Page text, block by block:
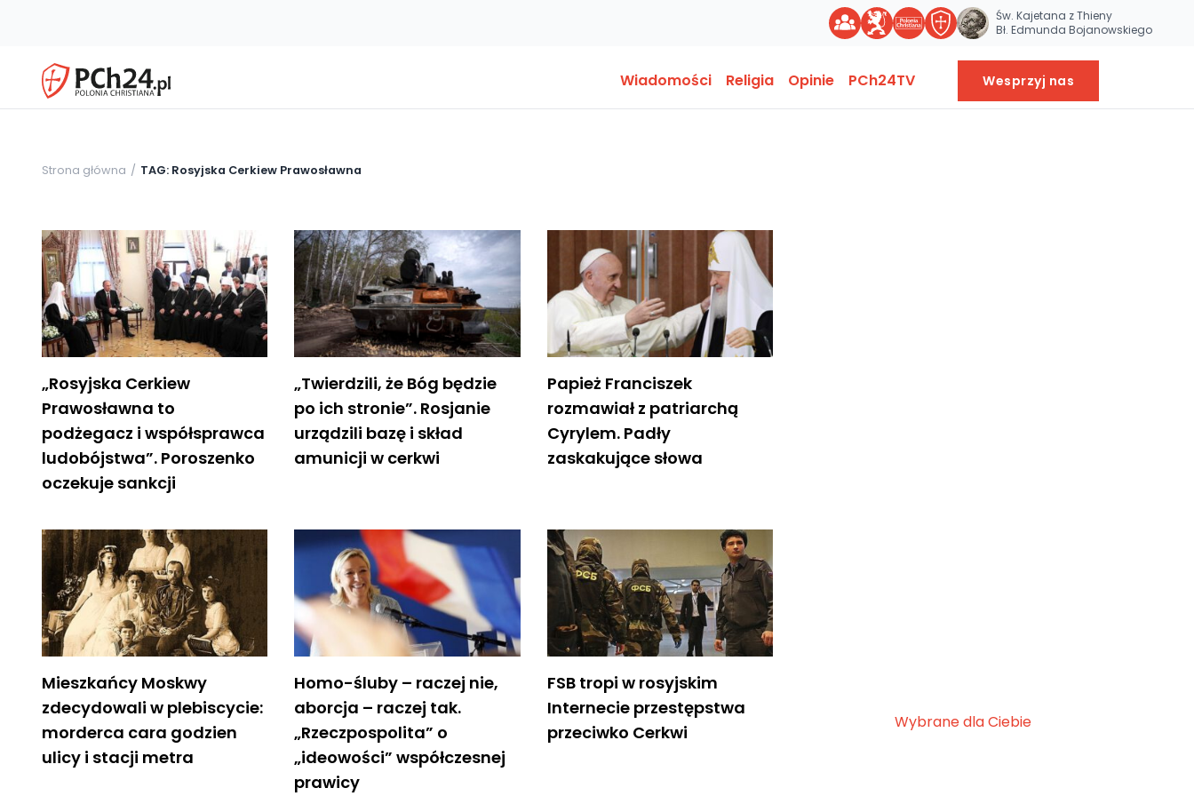
Św. Kajetana z Thieny
Bł. Edmunda Bojanowskiego
Wiadomości Religia Opinie PCh24TV Wesprzyj nas
Strona główna TAG: Rosyjska Cerkiew Prawosławna
„Rosyjska Cerkiew
Prawosławna to
podżegacz i współsprawca
ludobójstwa”. Poroszenko
oczekuje sankcji
„Twierdzili, że Bóg będzie
po ich stronie”. Rosjanie
urządzili bazę i skład
amunicji w cerkwi
Papież Franciszek
rozmawiał z patriarchą
Cyrylem. Padły
zaskakujące słowa
Mieszkańcy Moskwy
zdecydowali w plebiscycie:
morderca cara godzien
ulicy i stacji metra
Homo-śluby – raczej nie,
aborcja – raczej tak.
„Rzeczpospolita” o
„ideowości” współczesnej
prawicy
FSB tropi w rosyjskim
Internecie przestępstwa
przeciwko Cerkwi
Wybrane dla Ciebie